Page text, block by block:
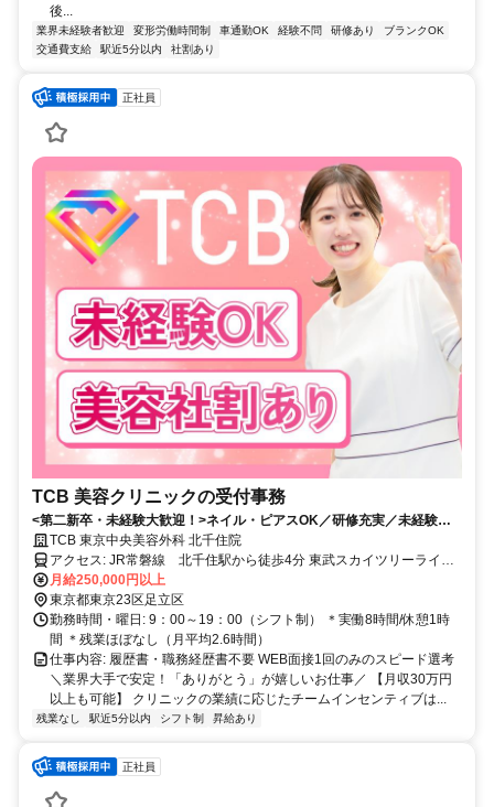
後...
業界未経験者歓迎 変形労働時間制 車通勤OK 経験不問 研修あり
ブランクOK
交通費支給
駅近5分以内 社割あり
正社員
TCB 美容クリニックの受付事務
<第二新卒・未経験大歓迎！>ネイル・ピアスOK／研修充実／未経験大
歓迎*残業月平均3.2h*美容社割あり／WEB面接1回のみ／研修充実／
20・30代女性活躍中／北千住駅から徒歩4分
TCB 東京中央美容外科 北千住院
アクセス: JR常磐線 北千住駅から徒歩4分 東武スカイツリーライン
北千住駅から徒歩4分 東京メトロ千代田線 北千住駅から徒歩4分
東京メトロ日比谷線 北千住駅から徒歩4分 つくばエクスプレ
ス 北千住駅から徒歩4分
月給250,000円以上
東京都東京23区足立区
勤務時間・曜日: 9：00～19：00（シフト制） ＊実働8時間/休憩1時
間 ＊残業ほぼなし（月平均2.6時間）
仕事内容: 履歴書・職務経歴書不要 WEB面接1回のみのスピード選考
＼業界大手で安定！「ありがとう」が嬉しいお仕事／ 【月収30万円
以上も可能】 クリニックの業績に応じたチームインセンティブは...
残業なし 駅近5分以内 シフト制 昇給あり
正社員